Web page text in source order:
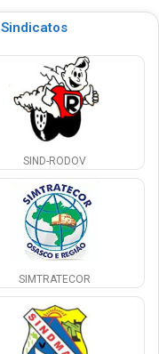
SIND-RODOV
SIMTRATECOR